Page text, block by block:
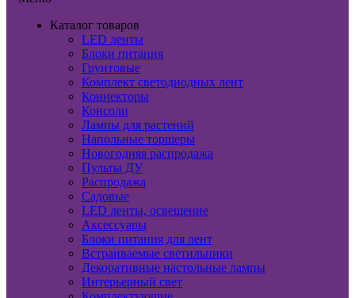
Каталог товаров
LED ленты
Блоки питания
Грунтовые
Комплект светодиодных лент
Коннекторы
Консоли
Лампы для растений
Напольные торшеры
Новогодняя распродажа
Пульты ДУ
Распродажа
Садовые
LED ленты, освещение
Аксессуары
Блоки питания для лент
Встраиваемые светильники
Декоративные настольные лампы
Интерьерный свет